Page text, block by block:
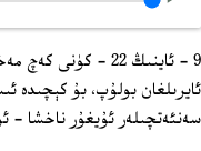
9 - ئاينىڭ 22 -
ئايرىلغان بولۇپ، بۇ كېچىدە
سەنئەتچىلەر ئۇيغۇر ناخشا -